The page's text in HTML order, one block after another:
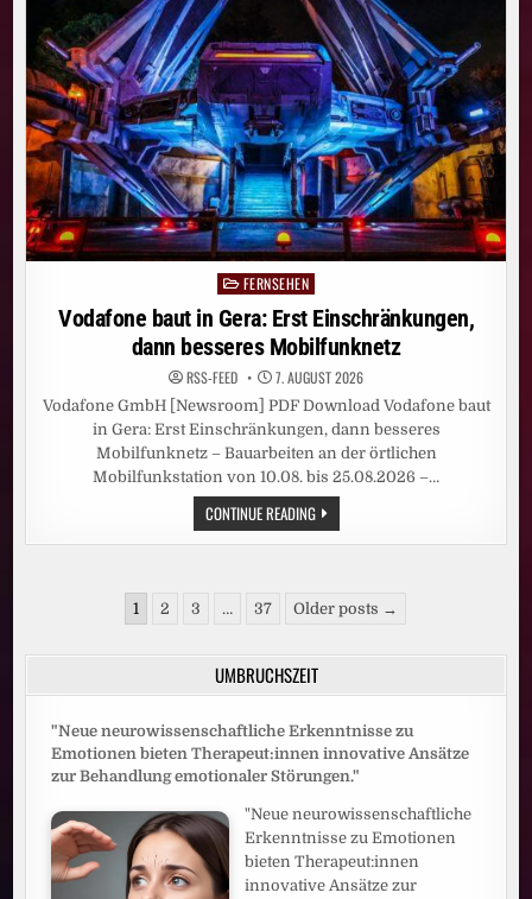
OKTOBER
DEN
CAST
DER
SKY
ORIGINAL
SERIE
„WAR“
AN
Posted
in
FERNSEHEN
Vodafone baut in Gera: Erst Einschränkungen,
dann besseres Mobilfunknetz
RSS-FEED 7. AUGUST 2026
Vodafone GmbH [Newsroom] PDF Download Vodafone baut
in Gera: Erst Einschränkungen, dann besseres
Mobilfunknetz – Bauarbeiten an der örtlichen
Mobilfunkstation von 10.08. bis 25.08.2026 –…
CONTINUE READINGVODAFONE
BAUT
IN
DANN
BESSERES
Seitennummerierung
1 2 3 … 37 Older posts →
UMBRUCHSZEIT
"Neue neurowissenschaftliche Erkenntnisse zu
Emotionen bieten Therapeut:innen innovative Ansätze
zur Behandlung emotionaler Störungen."
"Neue neurowissenschaftliche
Erkenntnisse zu Emotionen
bieten Therapeut:innen
innovative Ansätze zur